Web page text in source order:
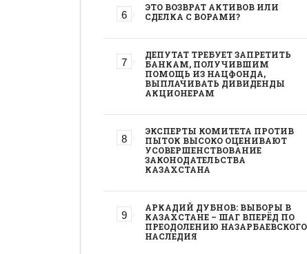
ЭТО ВОЗВРАТ АКТИВОВ ИЛИ
СДЕЛКА С ВОРАМИ?
ДЕПУТАТ ТРЕБУЕТ ЗАПРЕТИТЬ
БАНКАМ, ПОЛУЧИВШИМ
ПОМОЩЬ ИЗ НАЦФОНДА,
ВЫПЛАЧИВАТЬ ДИВИДЕНДЫ
АКЦИОНЕРАМ
ЭКСПЕРТЫ КОМИТЕТА ПРОТИВ
ПЫТОК ВЫСОКО ОЦЕНИВАЮТ
УСОВЕРШЕНСТВОВАНИЕ
ЗАКОНОДАТЕЛЬСТВА
КАЗАХСТАНА
АРКАДИЙ ДУБНОВ: ВЫБОРЫ В
КАЗАХСТАНЕ – ШАГ ВПЕРЁД ПО
ПРЕОДОЛЕНИЮ НАЗАРБАЕВСКОГО
НАСЛЕДИЯ